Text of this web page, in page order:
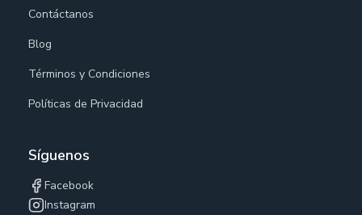
Contáctanos
Blog
Términos y Condiciones
Políticas de Privacidad
Síguenos
Facebook
Instagram